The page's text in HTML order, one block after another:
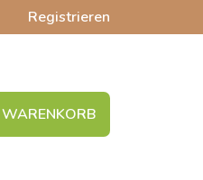
Registrieren
WARENKORB